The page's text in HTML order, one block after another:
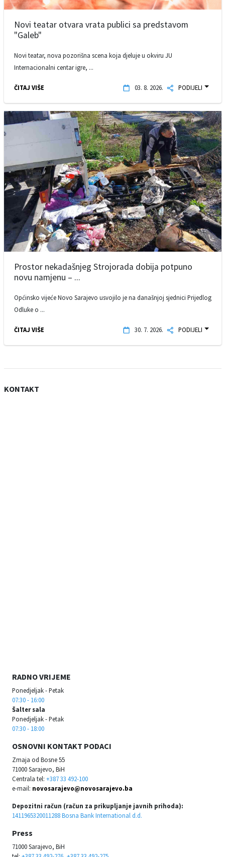
Novi teatar otvara vrata publici sa predstavom
"Galeb"
Novi teatar, nova pozorišna scena koja djeluje u okviru JU
Internacionalni centar igre, ...
ČITAJ VIŠE 03. 8. 2026. PODIJELI
Prostor nekadašnjeg Strojorada dobija potpuno
novu namjenu – ...
Općinsko vijeće Novo Sarajevo usvojilo je na današnjoj sjednici Prijedlog
Odluke o ...
ČITAJ VIŠE 30. 7. 2026. PODIJELI
KONTAKT
RADNO VRIJEME
Ponedjeljak - Petak
07:30 - 16:00
Šalter sala
Ponedjeljak - Petak
07:30 - 18:00
OSNOVNI KONTAKT PODACI
Zmaja od Bosne 55
71000 Sarajevo, BiH
Centrala tel: +387 33 492-100
e-mail: novosarajevo@novosarajevo.ba
Depozitni račun (račun za prikupljanje javnih prihoda):
1411965320011288 Bosna Bank International d.d.
Press
71000 Sarajevo, BiH